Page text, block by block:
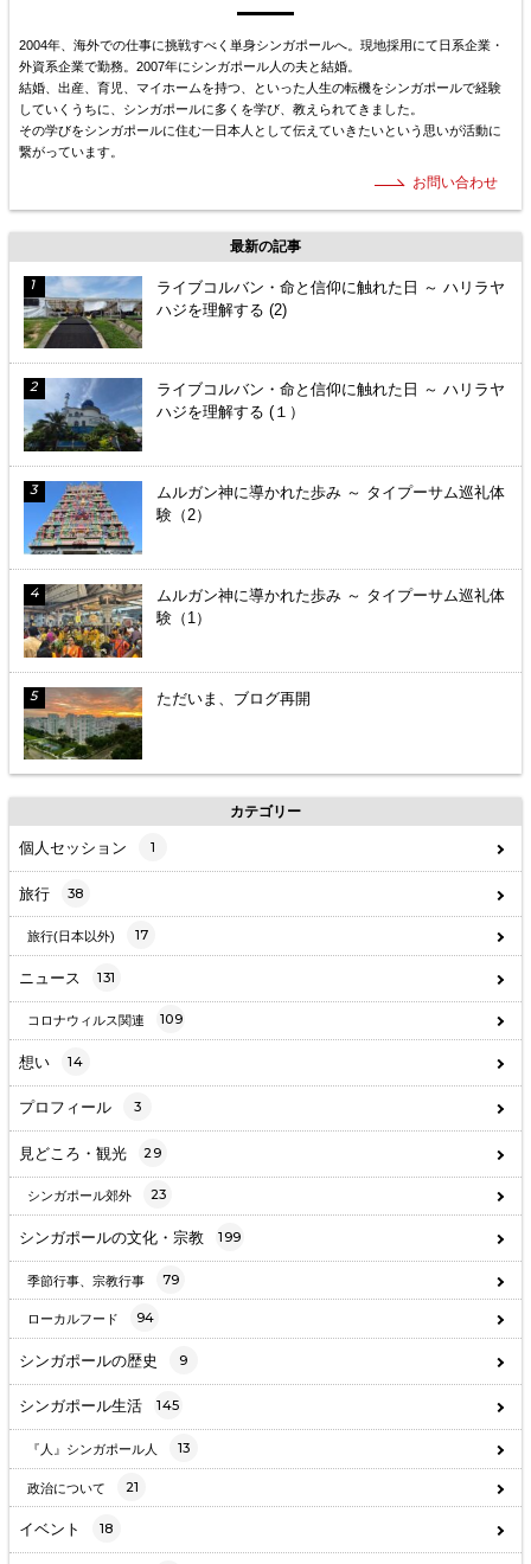
2004年、海外での仕事に挑戦すべく単身シンガポールへ。現地採用にて日系企業・
外資系企業で勤務。2007年にシンガポール人の夫と結婚。
結婚、出産、育児、マイホームを持つ、といった人生の転機をシンガポールで経験
していくうちに、シンガポールに多くを学び、教えられてきました。
その学びをシンガポールに住む一日本人として伝えていきたいという思いが活動に
繋がっています。
お問い合わせ
最新の記事
ライブコルバン・命と信仰に触れた日 ～ ハリラヤ
ハジを理解する (2)
ライブコルバン・命と信仰に触れた日 ～ ハリラヤ
ハジを理解する (１）
ムルガン神に導かれた歩み ～ タイプーサム巡礼体
験（2）
ムルガン神に導かれた歩み ～ タイプーサム巡礼体
験（1）
ただいま、ブログ再開
カテゴリー
個人セッション 1
旅行 38
旅行(日本以外) 17
ニュース 131
コロナウィルス関連 109
想い 14
プロフィール 3
見どころ・観光 29
シンガポール郊外 23
シンガポールの文化・宗教 199
季節行事、宗教行事 79
ローカルフード 94
シンガポールの歴史 9
シンガポール生活 145
『人』シンガポール人 13
政治について 21
イベント 18